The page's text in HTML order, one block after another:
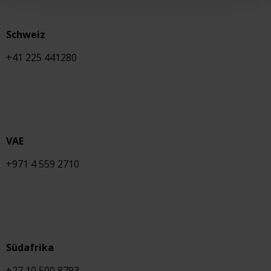
Schweiz
+41 225 441280
VAE
+971 4 559 2710
Südafrika